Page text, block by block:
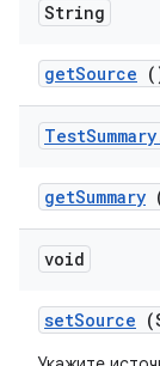
String
getSource
TestSummary
getSummary
void
setSource